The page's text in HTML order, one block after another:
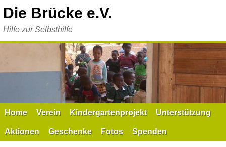
Inhalt
Die Brücke e.V.
Hilfe zur Selbsthilfe
Home Verein Kindergartenprojekt Unterstützung
Aktionen Geschenke Fotos Spenden